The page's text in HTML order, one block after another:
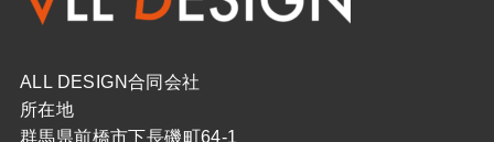
ALL DESIGN合同会社
所在地
群馬県前橋市下長磯町64-1